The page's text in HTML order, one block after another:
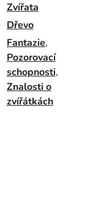
Zvířata
Dřevo
Fantazie,
Pozorovací
schopnosti,
Znalosti o
zvířátkách